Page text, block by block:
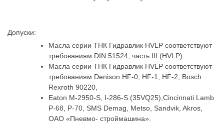
Допуски:
Масла серии ТНК Гидравлик HVLP соответствуют
требованиям DIN 51524, часть III (HVLP).
Масла серии ТНК Гидравлик HVLP соответствуют
требованиям Denison HF-0, HF-1, HF-2, Bosch
Rexroth 90220,
Eaton M-2950-S, I-286-S (35VQ25),Cincinnati Lamb
P-68, P-70, SMS Demag, Metso, Sandvik, Akros,
ОАО «Пневмо- строймашина».